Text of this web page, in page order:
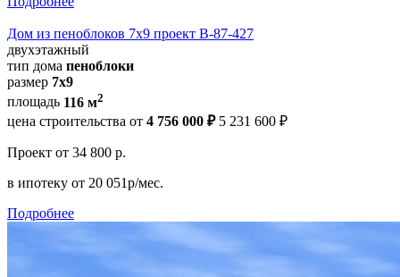
Дом из пеноблоков 7х9 проект В-87-427
двухэтажный
тип дома пеноблоки
размер 7х9
площадь 116 м2
цена строительства от 4 756 000 ₽ 5 231 600 ₽
Проект от 34 800 р.
в ипотеку от 20 051р/мес.
Подробнее